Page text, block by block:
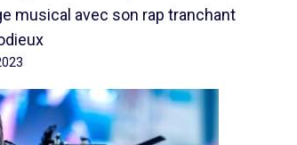
musical avec son rap tranchant